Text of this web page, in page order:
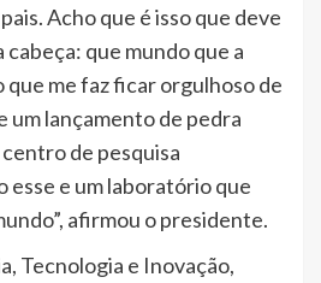
Acho que é isso que deve
que mundo que a
que me faz ficar orgulhoso de
um lançamento de pedra
de pesquisa
esse e um laboratório que
afirmou o presidente.
Tecnologia e Inovação,